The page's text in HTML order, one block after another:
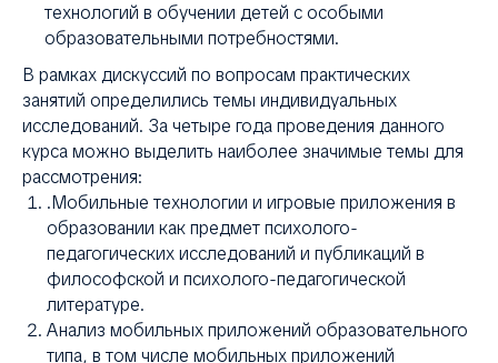
технологий в обучении детей с особыми
образовательными потребностями.
В рамках дискуссий по вопросам практических
занятий определились темы индивидуальных
исследований. За четыре года проведения данного
курса можно выделить наиболее значимые темы для
рассмотрения:
.Мобильные технологии и игровые приложения в
образовании как предмет психолого-
педагогических исследований и публикаций в
философской и психолого-педагогической
литературе.
Анализ мобильных приложений образовательного
типа, в том числе мобильных приложений